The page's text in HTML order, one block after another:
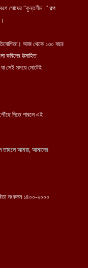
ঘোষের “কুন্তলীন..” গল্প
আজ থেকে ১৩০ বছর
কবিদের উত্সাহিত
যা সেই সময়ে মোটেই
দিতে পারলে এই
তাহলে আমরা, আমাদের
সংকলন ১৪০০-২০০০